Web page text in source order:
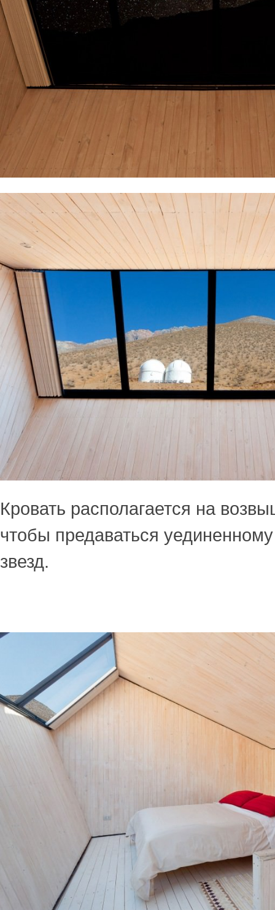
Кровать располагается на
чтобы предаваться
звезд.